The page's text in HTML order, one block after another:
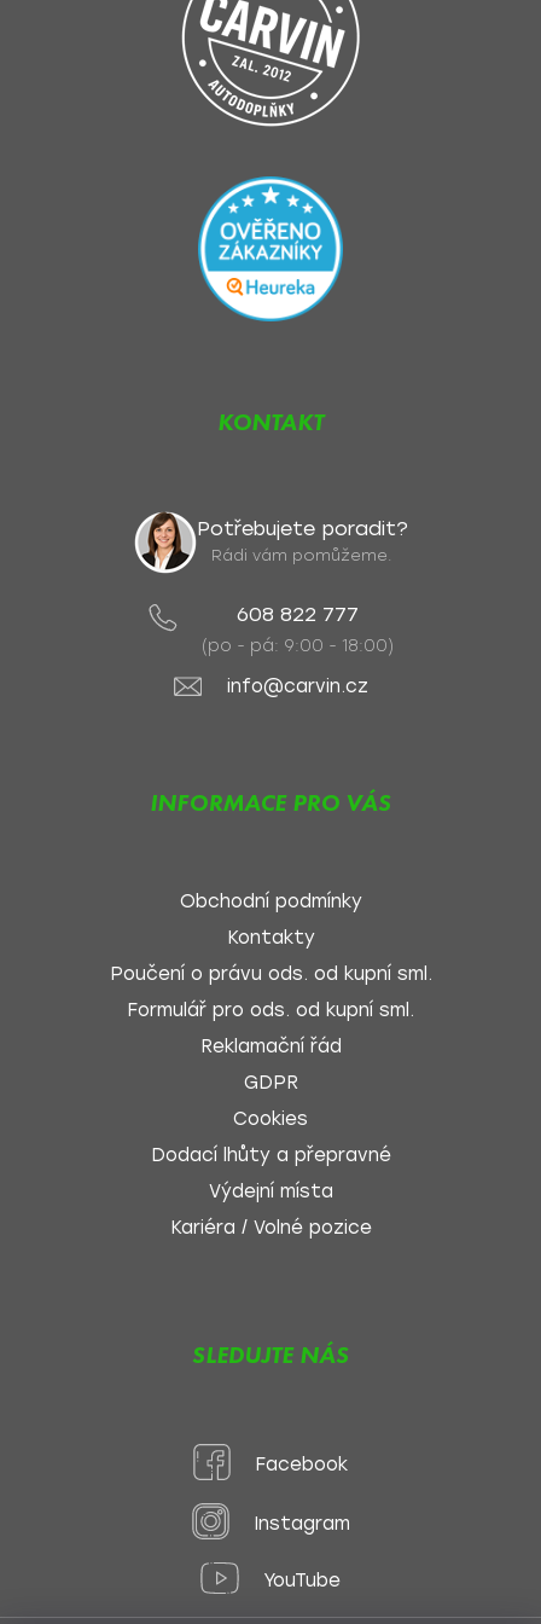
KONTAKT
Potřebujete poradit?
Rádi vám pomůžeme.
608 822 777
(po - pá: 9:00 - 18:00)
info@carvin.cz
INFORMACE PRO VÁS
Obchodní podmínky
Kontakty
Poučení o právu ods. od kupní sml.
Formulář pro ods. od kupní sml.
Reklamační řád
GDPR
Cookies
Dodací lhůty a přepravné
Výdejní místa
Kariéra / Volné pozice
SLEDUJTE NÁS
Facebook
Instagram
YouTube